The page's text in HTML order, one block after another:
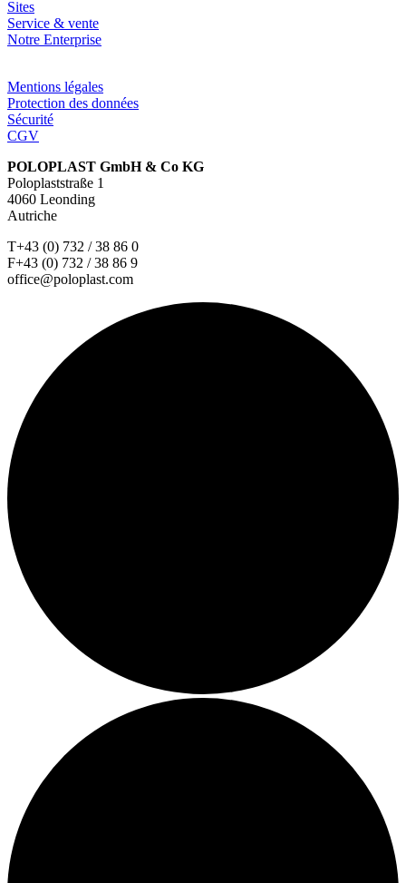
Sites
Service & vente
Notre Enterprise
Mentions légales
Protection des données
Sécurité
CGV
POLOPLAST GmbH & Co KG
Poloplaststraße 1
4060 Leonding
Autriche
T+43 (0) 732 / 38 86 0
F+43 (0) 732 / 38 86 9
office@poloplast.com